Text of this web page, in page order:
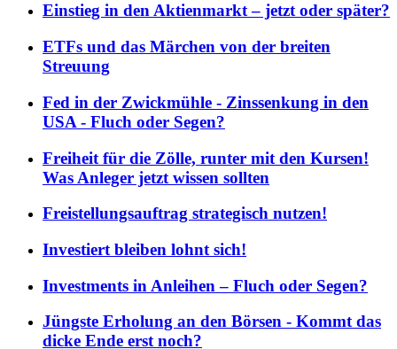
Einstieg in den Aktienmarkt – jetzt oder später?
ETFs und das Märchen von der breiten
Streuung
Fed in der Zwickmühle - Zinssenkung in den
USA - Fluch oder Segen?
Freiheit für die Zölle, runter mit den Kursen!
Was Anleger jetzt wissen sollten
Freistellungsauftrag strategisch nutzen!
Investiert bleiben lohnt sich!
Investments in Anleihen – Fluch oder Segen?
Jüngste Erholung an den Börsen - Kommt das
dicke Ende erst noch?